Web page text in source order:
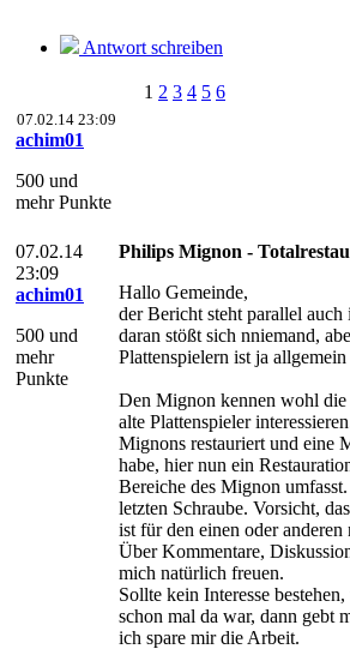
Antwort schreiben
1 2 3 4 5 6
07.02.14 23:09
achim01
500 und
mehr Punkte
07.02.14
23:09
achim01
500 und
mehr
Punkte
Philips Mignon -
Hallo Gemeinde,
der Bericht steht parallel
daran stößt sich nniemand,
Plattenspielern ist ja
Den Mignon kennen wohl die
alte Plattenspieler
Mignons restauriert und eine
habe, hier nun ein
Bereiche des Mignon
letzten Schraube. Vorsicht,
ist für den einen oder
Über Kommentare,
mich natürlich freuen.
Sollte kein Interesse
schon mal da war, dann gebt
ich spare mir die Arbeit.